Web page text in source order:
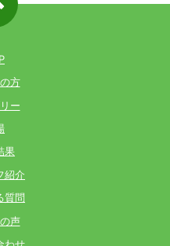
方
ー
果
紹介
質問
声